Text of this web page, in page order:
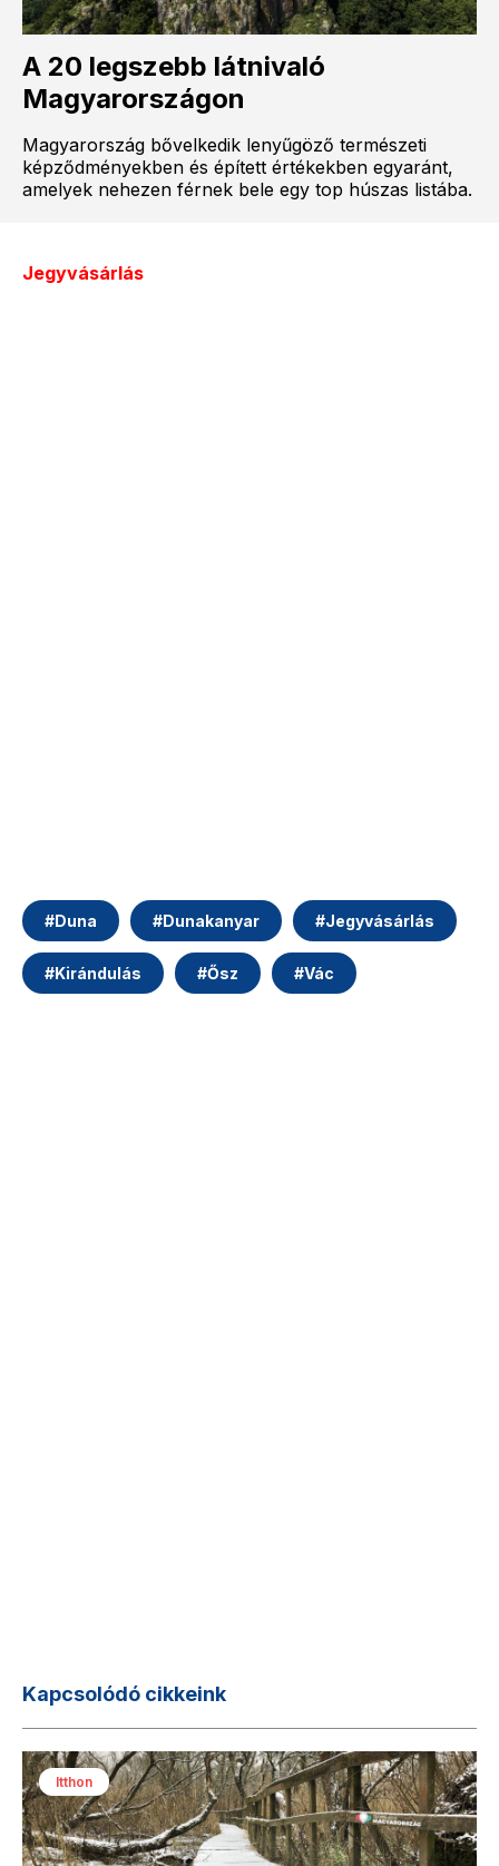
A 20 legszebb látnivaló
Magyarországon
Magyarország bővelkedik lenyűgöző természeti
képződményekben és épített értékekben egyaránt,
amelyek nehezen férnek bele egy top húszas listába.
Jegyvásárlás
#Duna #Dunakanyar #Jegyvásárlás
#Kirándulás #Ősz #Vác
Kapcsolódó cikkeink
Itthon